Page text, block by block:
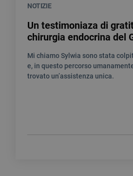
NOTIZIE
Un testimoniaza di
chirurgia endocrina del
Mi chiamo Sylwia sono stata
e, in questo percorso
trovato un’assistenza unica.